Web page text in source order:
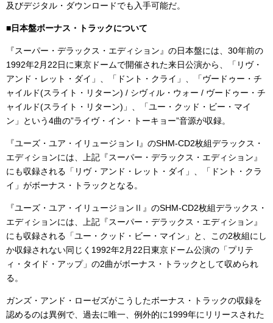
及びデジタル・ダウンロードでも入手可能だ。
■日本盤ボーナス・トラックについて
『スーパー・デラックス・エディション』の日本盤には、30年前の
1992年2月22日に東京ドームで開催された来日公演から、「リヴ・
アンド・レット・ダイ」、「ドント・クライ」、「ヴードゥー・チ
ャイルド(スライト・リターン) / シヴィル・ウォー / ヴードゥー・チ
ャイルド(スライト・リターン)」、「ユー・クッド・ビー・マイ
ン」という4曲の”ライヴ・イン・トーキョー”音源が収録。
『ユーズ・ユア・イリュージョン I』のSHM-CD2枚組デラックス・
エディションには、上記『スーパー・デラックス・エディション』
にも収録される「リヴ・アンド・レット・ダイ」、「ドント・クラ
イ」がボーナス・トラックとなる。
『ユーズ・ユア・イリュージョンⅡ』のSHM-CD2枚組デラックス・
エディションには、上記『スーパー・デラックス・エディション』
にも収録される「ユー・クッド・ビー・マイン」と、この2枚組にし
か収録されない同じく1992年2月22日東京ドーム公演の「プリテ
ィ・タイド・アップ」の2曲がボーナス・トラックとして収められ
る。
ガンズ・アンド・ローゼズがこうしたボーナス・トラックの収録を
認めるのは異例で、過去に唯一、例外的に1999年にリリースされた